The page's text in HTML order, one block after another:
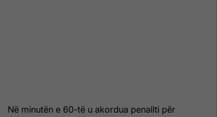
Në minutën e 60-të u akordua penallti për